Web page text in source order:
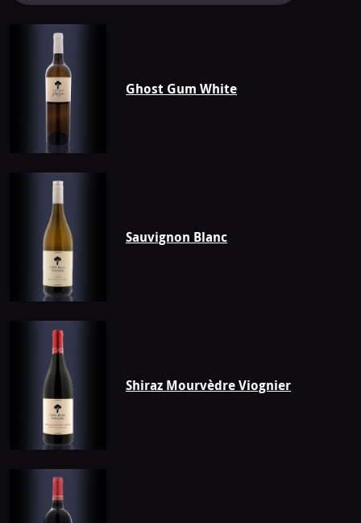
van
Stony
Brook
Ghost Gum White
Sauvignon Blanc
Shiraz Mourvèdre Viognier